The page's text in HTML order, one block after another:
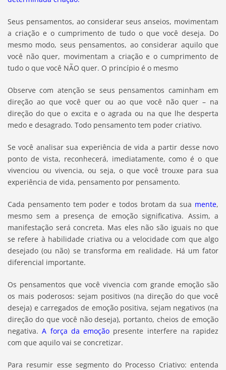
Seus pensamentos, ao considerar seus anseios, movimentam
a criação e o cumprimento de tudo o que você deseja. Do
mesmo modo, seus pensamentos, ao considerar aquilo que
você não quer, movimentam a criação e o cumprimento de
tudo o que você NÃO quer. O princípio é o mesmo
Observe com atenção se seus pensamentos caminham em
direção ao que você quer ou ao que você não quer – na
direção do que o excita e o agrada ou na que lhe desperta
medo e desagrado. Todo pensamento tem poder criativo.
Se você analisar sua experiência de vida a partir desse novo
ponto de vista, reconhecerá, imediatamente, como é o que
vivenciou ou vivencia, ou seja, o que você trouxe para sua
experiência de vida, pensamento por pensamento.
Cada pensamento tem poder e todos brotam da sua mente,
mesmo sem a presença de emoção significativa. Assim, a
manifestação será concreta. Mas eles não são iguais no que
se refere à habilidade criativa ou a velocidade com que algo
desejado (ou não) se transforma em realidade. Há um fator
diferencial importante.
Os pensamentos que você vivencia com grande emoção são
os mais poderosos: sejam positivos (na direção do que você
deseja) e carregados de emoção positiva, sejam negativos (na
direção do que você não deseja), portanto, cheios de emoção
negativa.A força da emoção presente interfere na rapidez
com que aquilo vai se concretizar.
Para resumir esse segmento do Processo Criativo: entenda